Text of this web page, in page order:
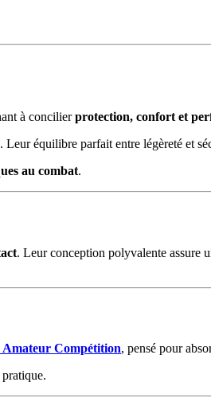
à concilierprotection, confort et
équilibre parfait entre légèreté et
au combat.
. Leur conception polyvalente assure
Amateur Compétition, pensé pour